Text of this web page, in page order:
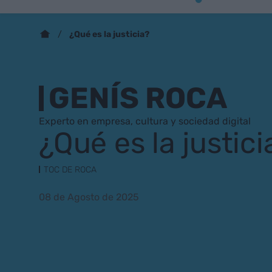
¿Qué es la justicia?
GENÍS ROCA
Experto en empresa, cultura y sociedad digital
¿Qué es la
TOC DE ROCA
08 de Agosto de 2025